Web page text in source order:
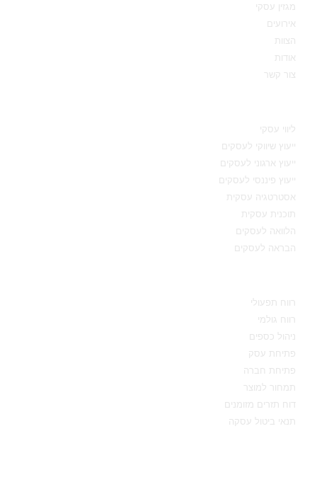
מגזין עסקי
אירועים
הצוות
אודות
צור קשר
ליווי עסקי
ייעוץ שיווקי לעסקים
ייעוץ ארגוני לעסקים
ייעוץ פיננסי לעסקים
אסטרטגיה עסקית
תוכנית עסקית
הלוואה לעסקים
הבראה לעסקים
רווח תפעולי
רווח גולמי
ניהול כספים
פתיחת עסק
פתיחת חברה
תמחור למוצר
דוח תזרים מזומנים
תנאי ביטול עסקה